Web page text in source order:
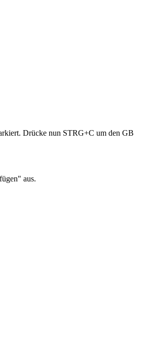
Drücke nun STRG+C um den GB
aus.